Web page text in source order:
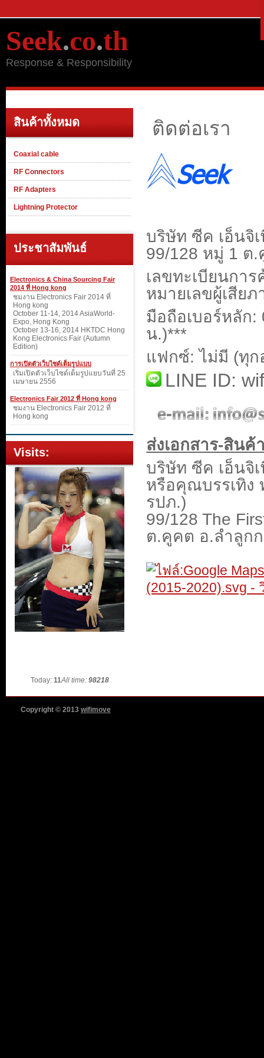
Seek.co.th
Response & Responsibility
สินค้าทั้งหมด
Coaxial cable
RF Connectors
RF Adapters
Lightning Protector
ประชาสัมพันธ์
Electronics & China Sourcing Fair
2014 ที่ Hong kong
ชมงาน Electronics Fair 2014 ที่
Hong kong
October 11-14, 2014 AsiaWorld-
Expo, Hong Kong
October 13-16, 2014 HKTDC Hong
Kong Electronics Fair (Autumn
Edition)
การเปิดตัวเว็บไซด์เต็มรูปแบบ
เริ่มเปิดตัวเว็บไซด์เต็มรูปแยบวันที่ 25
เมษายน 2556
Electronics Fair 2012 ที่ Hong kong
ชมงาน Electronics Fair 2012 ที่
Hong kong
Visits:
Today: 11All time: 98218
ติดต่อเรา
บริษัท ซีค เอ็นจิ
99/128 หมู่ 1 ต
เลขทะเบียนกา
หมายเลขผู้เสีย
มือถือเบอร์หลัก:
น.)***
แฟกซ์: ไม่มี (ทุก
LINE ID:
ส่งเอกสาร-สินค้
บริษัท ซีค เอ็นจิ
หรือคุณบรรเทิง
รปภ.)
99/128 The
ต.คูคต อ.ลำลูก
Copyright © 2013 wifimove